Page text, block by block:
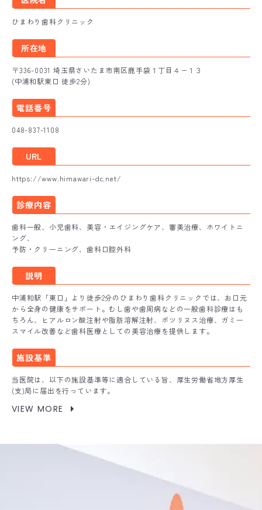
ひまわり歯科クリニック
所在地
〒336-0031 埼玉県さいたま市南区鹿手袋１丁目４−１３
(中浦和駅東口 徒歩2分)
電話番号
048-837-1108
URL
https://www.himawari-dc.net/
診療内容
歯科一般、小児歯科、美容・エイジングケア、審美治療、ホワイトニ
ング、
予防・クリーニング、歯科口腔外科
説明
中浦和駅「東口」より徒歩2分のひまわり歯科クリニックでは、お口元
から全身の健康をサポート。むし歯や歯周病などの一般歯科診療はも
ちろん、ヒアルロン酸注射や脂肪溶解注射、ボツリヌス治療、ガミー
スマイル改善など歯科医療としての美容治療を提供します。
施設基準
当医院は、以下の施設基準等に適合している旨、厚生労働省地方厚生
(支)局に届出を行っています。
VIEW MORE